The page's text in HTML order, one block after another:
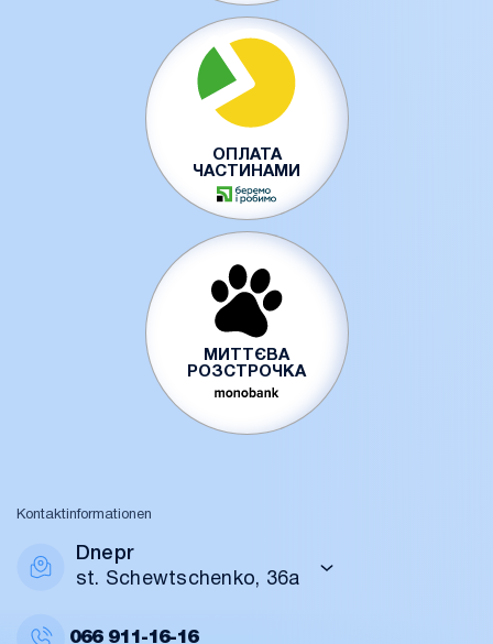
ОПЛАТА
ЧАСТИНАМИ
МИТТЄВА
РОЗСТРОЧКА
Kontaktinformationen
Dnepr
st. Schewtschenko, 36a
066911-16-16